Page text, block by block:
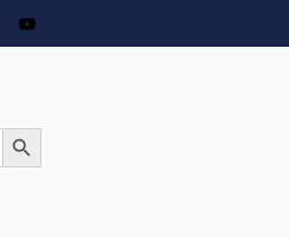
Search Button